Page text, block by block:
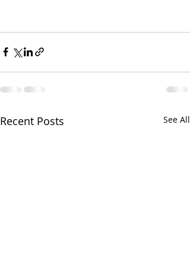
Recent Posts See All